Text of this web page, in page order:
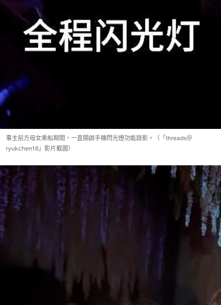
事主前方母女乘船期間，一直開啟手機閃光燈功能錄影。（「threads＠
ryukchen16」影片截圖）